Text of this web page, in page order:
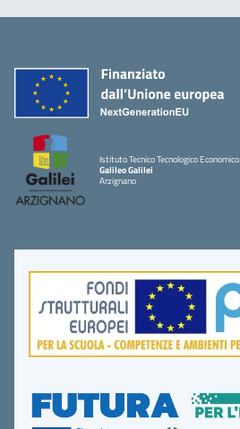
Istituto Tecnico Tecnologico Economico
Galileo Galilei
Arzignano